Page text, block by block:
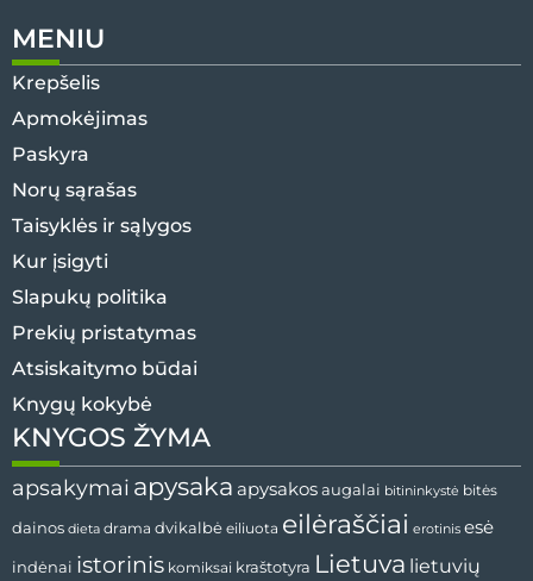
MENIU
Krepšelis
Apmokėjimas
Paskyra
Norų sąrašas
Taisyklės ir sąlygos
Kur įsigyti
Slapukų politika
Prekių pristatymas
Atsiskaitymo būdai
Knygų kokybė
KNYGOS ŽYMA
apsakymai apysaka apysakos augalai bitininkystė bitės
dainos dieta drama dvikalbė eiliuota eilėraščiai erotinis esė
indėnai istorinis komiksai kraštotyra Lietuva lietuvių